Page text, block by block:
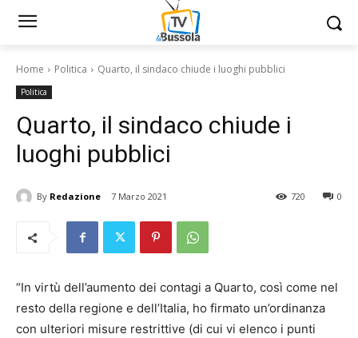
Home Politica Quarto, il sindaco chiude i luoghi pubblici
Politica
Quarto, il sindaco chiude i
luoghi pubblici
By Redazione 7 Marzo 2021 0
720
“In virtù dell’aumento dei contagi a Quarto, così come nel
resto della regione e dell’Italia, ho firmato un’ordinanza
con ulteriori misure restrittive (di cui vi elenco i punti